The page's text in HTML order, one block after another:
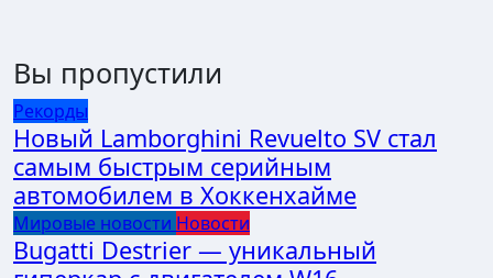
Вы пропустили
Рекорды
Новый Lamborghini Revuelto SV стал
самым быстрым серийным
автомобилем в Хоккенхайме
Мировые новости Новости
Bugatti Destrier — уникальный